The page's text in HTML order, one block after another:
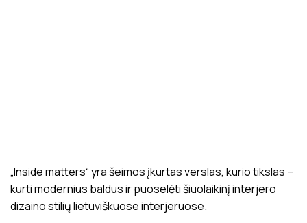
„Inside matters“ yra šeimos įkurtas verslas, kurio tikslas –
kurti modernius baldus ir puoselėti šiuolaikinį interjero
dizaino stilių lietuviškuose interjeruose.